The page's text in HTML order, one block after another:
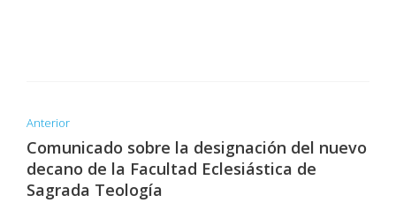
Anterior
Comunicado sobre la designación del nuevo
decano de la Facultad Eclesiástica de
Sagrada Teología